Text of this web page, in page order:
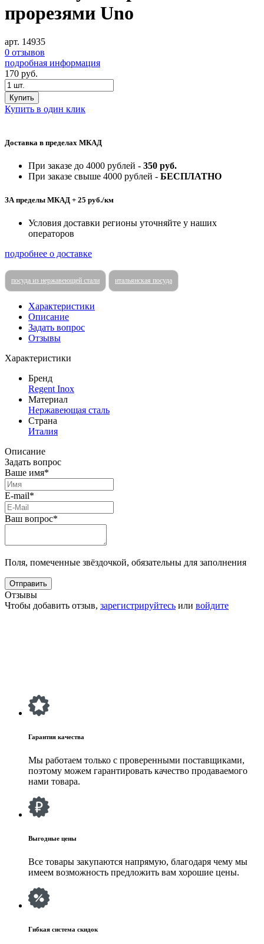
прорезями Uno
арт. 14935
0 отзывов
подробная информация
170 руб.
Купить
Купить в один клик
Доставка в пределах МКАД
При заказе до 4000 рублей - 350 руб.
При заказе свыше 4000 рублей - БЕСПЛАТНО
ЗА пределы МКАД + 25 руб./км
Условия доставки регионы уточняйте у наших
операторов
подробнее о доставке
посуда из нержавеющей стали итальянская посуда
Характеристики
Описание
Задать вопрос
Отзывы
Характеристики
Бренд
Regent Inox
Материал
Нержавеющая сталь
Страна
Италия
Описание
Задать вопрос
Ваше имя*
E-mail*
Ваш вопрос*
Поля, помеченные звёздочкой, обязательны для заполнения
Отзывы
Чтобы добавить отзыв, зарегистрируйтесь или войдите
Гарантия качества
Мы работаем только с проверенными поставщиками,
поэтому можем гарантировать качество продаваемого
нами товара.
Выгодные цены
Все товары закупаются напрямую, благодаря чему мы
имеем возможность предложить вам хорошие цены.
Гибкая система скидок